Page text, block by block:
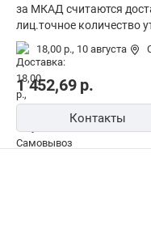
за МКАД считаются
лиц.точное количество
установка внутри
материал щита (ящика):
ВхШхГ: 124.5x60x60 см
18,00 р., 10 августа
1 452,69р.
Контакты